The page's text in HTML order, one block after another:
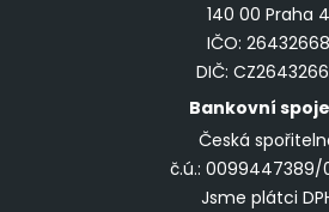
140 00 Praha 4
IČO: 26432668
DIČ:
Bankovní
Česká
č.ú.: 0099447389/
Jsme plátci